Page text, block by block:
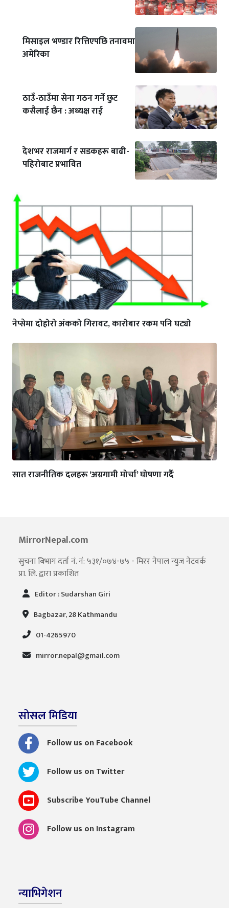
मिसाइल भण्डार रित्तिएपछि तनावमा
अमेरिका
ठाउँ-ठाउँमा सेना गठन गर्ने छुट
कसैलाई छैन : अध्यक्ष राई
देशभर राजमार्ग र सडकहरू बाढी-
पहिरोबाट प्रभावित
नेप्सेमा दोहोरो अंकको गिरावट, कारोबार रकम पनि घट्यो
सात राजनीतिक दलहरू ‘अग्रगामी मोर्चा’ घोषणा गर्दै
MirrorNepal.com
सुचना बिभाग दर्ता नं. नं: ५३१/०७४-७५ - मिरर नेपाल न्युज नेटवर्क
प्रा. लि. द्वारा प्रकाशित
Editor : Sudarshan Giri
Bagbazar, 28 Kathmandu
01-4265970
mirror.nepal@gmail.com
सोसल मिडिया
Follow us on Facebook
Follow us on Twitter
Subscribe YouTube Channel
Follow us on Instagram
न्याभिगेशन